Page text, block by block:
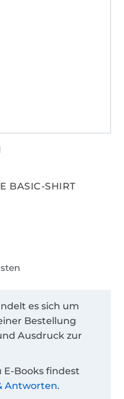
BASIC-SHIRT
es sich um
Bestellung
Ausdruck zur
Books findest
Antworten.